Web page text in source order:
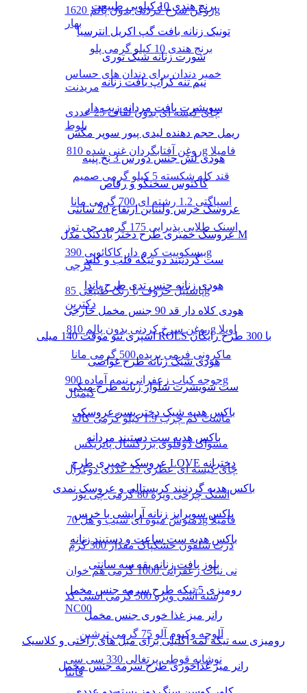
روغن سرخ کردنی بدون پالم 1620g
بهار
برنج هندی 10 کیلو گرمی پلو
خمیر دندان برای دندان های حساس
مریدنت
چای کیسه ای بدون لفاف 25 عددی
بلوط
روغن آفتابگردان غنی شده 810g فامیلا
قند کله شکسته 5 کیلو گرمی صمیم
اسپاگتی 1.2 رشته ای 700 گرمی مانا
اسنک طلایی پذیرایی 175 گرمی چی توز
بیسکوییت کرم دار کاکائویی 390g
گرجی
پاستیل حروف با رنگ طبیعی 85g
دکتربن
روغن سرخ کردنی بدون پالم 810g اویلا
ماکرونی فرمی بریده 500 گرمی مانا
جوجه کباب زعفرانی نیمه آماده 900g
کیمبال
ماست کم چرب 1.9 کیلو گرمی کاله
مسواک دوقلوی بزرگسال پاتریکس
چای کیسه ای عطری 25 عددی دوغزال
اسنک چرخی ویژه 80 گرمی چی توز
دمنوش میوه ای سیب و هل 70g فامیلا
ذرت سلفون خشکپاک مقدار 300 گرم
نی نبات زعفرانی 1000 گرمی هم خوان
رشته آشی ویژه 500 گرمی انسی کد
NC00
آلوچه وکیوم آلو 75 گرمی ترشین
نوشابه قوطی پرتغالی 330 سی سی
فانتا
برنج هندی 10 کیلویی طبیعت
تونیک زنانه بافت گپ اکریل انترسیا
شورت زنانه شیک توری
نیم تنه کراپ بافت زنانه
سویشرت بافت مردانه زیپ دار
ریمل حجم دهنده لیدی پیور سوپر مکس
هودی لش جنس دورس 3 نخ پنبه
کاکتوس سخنگو و رقاص
عروسک خرس ولنتاین ارتفاع 20 سانتی
عروسک خمیری طرح دختر بادکنک مدل M
ست گردنبند دو تیکه قلب و کلید
هودی زنانه جنس تدی طرح پاندا
هودی کلاه دار قد 90 جنس مخمل خارجی
اسپری تتو موقت 140 میلی ROLS با 300 طرح رایگان
هودی شیک زنانه طرح غواصی
ست سویشرت شلوار زنانه طرح میکی
باکس هدیه شیک دختر پسر عروسکی
باکس هدیه ست دستبند مردانه
عروسک خمیری طرح LOVE دخترانه
باکس هدیه گردنبند کریستالی و عروسک نمدی
باکس سوپرایز زنانه آرایشی با خرس
باکس هدیه ست ساعت و دستبند زنانه
بلوز بافت زنانه یقه سه سانتی
رومیزی 5 تیکه طرح سرمه جنس مخمل
رانر میز غذا خوری جنس مخمل
رومیزی سه تیکه لمه اکلیلی برای مبل های راحتی و کلاسیک
رانر میز غذاخوری طرح سرمه جنس مخمل